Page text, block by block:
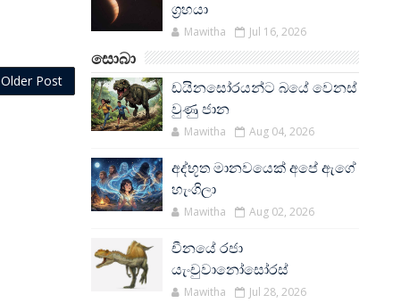
Older Post
ග්‍රහයා
Mawitha Jul 16, 2026
සොබා
ඩයිනසෝරයන්ට බයේ වෙනස්
වුණු ජාන
Mawitha Aug 04, 2026
අද්භූත මානවයෙක් අපේ ඇගේ
හැංගිලා
Mawitha Aug 02, 2026
චීනයේ රජා
යැංචුවානෝසෝරස්
Mawitha Jul 28, 2026